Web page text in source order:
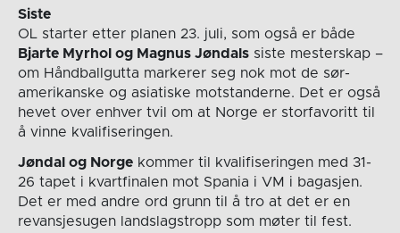
Siste
OL starter etter planen 23. juli, som også er både
Bjarte Myrhol og Magnus Jøndalssiste mesterskap –
om Håndballgutta markerer seg nok mot de sør-
amerikanske og asiatiske motstanderne. Det er også
hevet over enhver tvil om at Norge er storfavoritt til
å vinne kvalifiseringen.
Jøndal og Norgekommer til kvalifiseringen med 31-
26 tapet i kvartfinalen mot Spania i VM i bagasjen.
Det er med andre ord grunn til å tro at det er en
revansjesugen landslagstropp som møter til fest.